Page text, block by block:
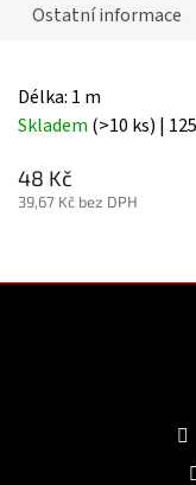
Ostatní informace
Délka: 1 m
Skladem (>10 ks) |
48 Kč
39,67 Kč bez DPH